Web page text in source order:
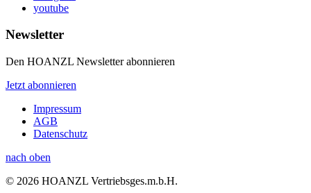
youtube
Newsletter
Den HOANZL Newsletter abonnieren
Jetzt abonnieren
Impressum
AGB
Datenschutz
nach oben
© 2026 HOANZL Vertriebsges.m.b.H.